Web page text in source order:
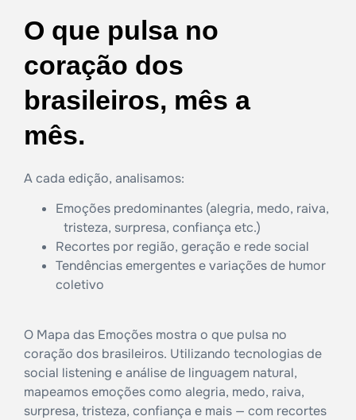
O que pulsa no
coração dos
brasileiros, mês a
mês.
A cada edição, analisamos:
Emoções predominantes (alegria, medo, raiva,
tristeza, surpresa, confiança etc.)
Recortes por região, geração e rede social
Tendências emergentes e variações de humor
coletivo
O Mapa das Emoções mostra o que pulsa no
coração dos brasileiros. Utilizando tecnologias de
social listening e análise de linguagem natural,
mapeamos emoções como alegria, medo, raiva,
surpresa, tristeza, confiança e mais — com recortes